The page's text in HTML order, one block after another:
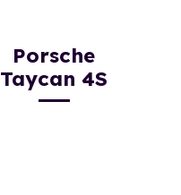
Porsche
Taycan 4S